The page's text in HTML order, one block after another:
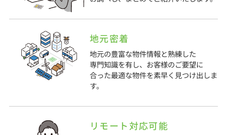
地元密着
地元の豊富な物件情報と熟練した
専門知識を有し、お客様のご要望に
合った最適な物件を素早く見つけ出しま
す。
リモート対応可能